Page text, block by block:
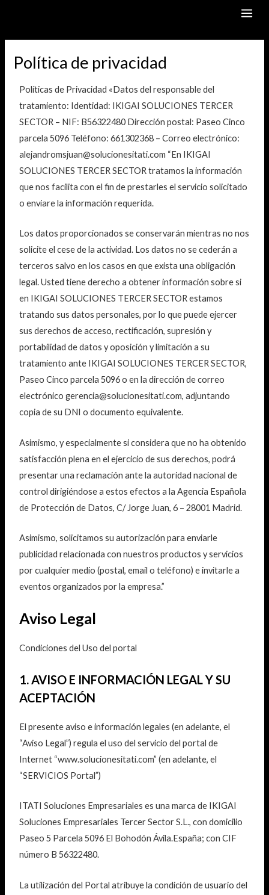
content
Política de privacidad
Políticas de Privacidad «Datos del responsable del
tratamiento: Identidad: IKIGAI SOLUCIONES TERCER
SECTOR – NIF: B56322480 Dirección postal: Paseo Cinco
parcela 5096 Teléfono: 661302368 – Correo electrónico:
alejandromsjuan@solucionesitati.com “En IKIGAI
SOLUCIONES TERCER SECTOR tratamos la información
que nos facilita con el fin de prestarles el servicio solicitado
o enviare la información requerida.
Los datos proporcionados se conservarán mientras no nos
solicite el cese de la actividad. Los datos no se cederán a
terceros salvo en los casos en que exista una obligación
legal. Usted tiene derecho a obtener información sobre si
en IKIGAI SOLUCIONES TERCER SECTOR estamos
tratando sus datos personales, por lo que puede ejercer
sus derechos de acceso, rectificación, supresión y
portabilidad de datos y oposición y limitación a su
tratamiento ante IKIGAI SOLUCIONES TERCER SECTOR,
Paseo Cinco parcela 5096 o en la dirección de correo
electrónico gerencia@solucionesitati.com, adjuntando
copia de su DNI o documento equivalente.
Asimismo, y especialmente si considera que no ha obtenido
satisfacción plena en el ejercicio de sus derechos, podrá
presentar una reclamación ante la autoridad nacional de
control dirigiéndose a estos efectos a la Agencia Española
de Protección de Datos, C/ Jorge Juan, 6 – 28001 Madrid.
Asimismo, solicitamos su autorización para enviarle
publicidad relacionada con nuestros productos y servicios
por cualquier medio (postal, email o teléfono) e invitarle a
eventos organizados por la empresa.”
Aviso Legal
Condiciones del Uso del portal
1. AVISO E INFORMACIÓN LEGAL Y SU
ACEPTACIÓN
El presente aviso e información legales (en adelante, el
“Aviso Legal”) regula el uso del servicio del portal de
Internet “www.solucionesitati.com” (en adelante, el
“SERVICIOS Portal”)
ITATI Soluciones Empresariales es una marca de IKIGAI
Soluciones Empresariales Tercer Sector S.L., con domicilio
Paseo 5 Parcela 5096 El Bohodón Ávila.España; con CIF
número B 56322480.
La utilización del Portal atribuye la condición de usuario del